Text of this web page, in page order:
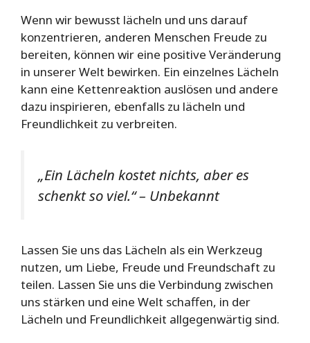
Wenn wir bewusst lächeln und uns darauf
konzentrieren, anderen Menschen Freude zu
bereiten, können wir eine positive Veränderung
in unserer Welt bewirken. Ein einzelnes Lächeln
kann eine Kettenreaktion auslösen und andere
dazu inspirieren, ebenfalls zu lächeln und
Freundlichkeit zu verbreiten.
„Ein Lächeln kostet nichts, aber es
schenkt so viel.“ – Unbekannt
Lassen Sie uns das Lächeln als ein Werkzeug
nutzen, um Liebe, Freude und Freundschaft zu
teilen. Lassen Sie uns die Verbindung zwischen
uns stärken und eine Welt schaffen, in der
Lächeln und Freundlichkeit allgegenwärtig sind.